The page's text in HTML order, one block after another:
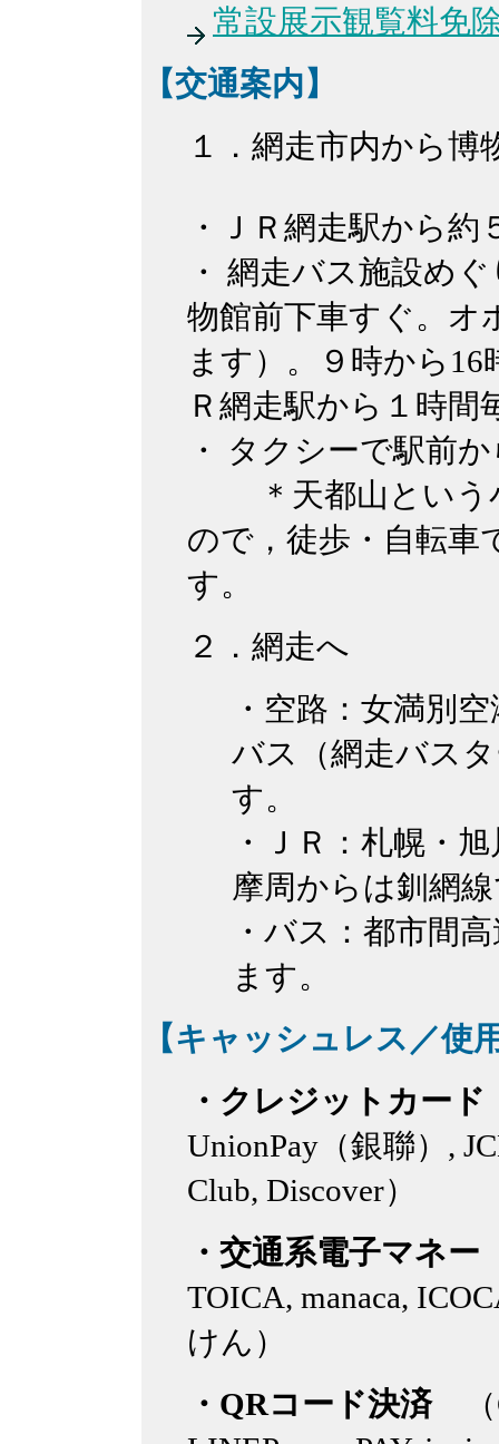
常設展示観覧料免
【交通案内】
１．網走市内から博
・ＪＲ網走駅から
・ 網走バス施設め
物館前下車すぐ。オ
ます）。９時から
Ｒ網走駅から１時間
・ タクシーで駅前
＊天都山という
ので，徒歩・自転車
す。
２．網走へ
・空路：女満別
バス（網走バス
す。
・ＪＲ：札幌・
摩周からは釧網
・バス：都市間
ます。
【キャッシュレス／使
・クレジットカード
UnionPay（銀聯）,
Club, Discover）
・交通系電子マネー
TOICA, manaca,
けん）
・QRコード決済（